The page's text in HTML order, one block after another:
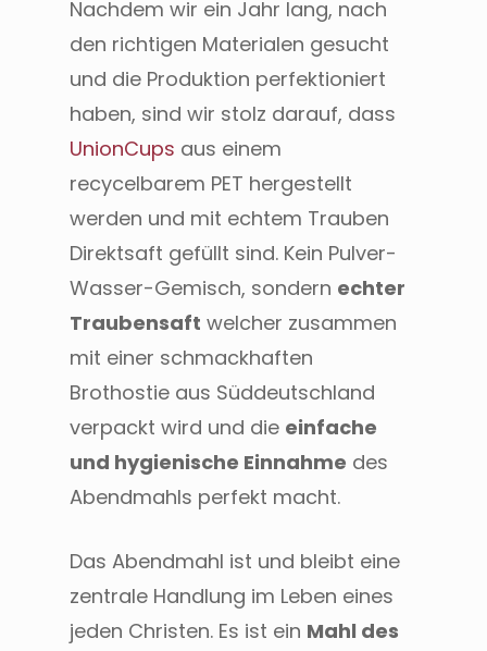
Nachdem wir ein Jahr lang, nach
den richtigen Materialen gesucht
und die Produktion perfektioniert
haben, sind wir stolz darauf, dass
UnionCups aus einem
recycelbarem PET hergestellt
werden und mit echtem Trauben
Direktsaft gefüllt sind. Kein Pulver-
Wasser-Gemisch, sondern echter
Traubensaft welcher zusammen
mit einer schmackhaften
Brothostie aus Süddeutschland
verpackt wird und die einfache
und hygienische Einnahme des
Abendmahls perfekt macht.
Das Abendmahl ist und bleibt eine
zentrale Handlung im Leben eines
jeden Christen. Es ist ein Mahl des